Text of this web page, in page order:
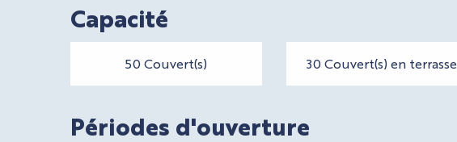
Capacité
50 Couvert(s) 30 Couvert(s) en terrasse
Périodes d'ouverture